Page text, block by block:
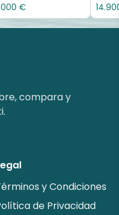
€
compara y
y Condiciones
de Privacidad